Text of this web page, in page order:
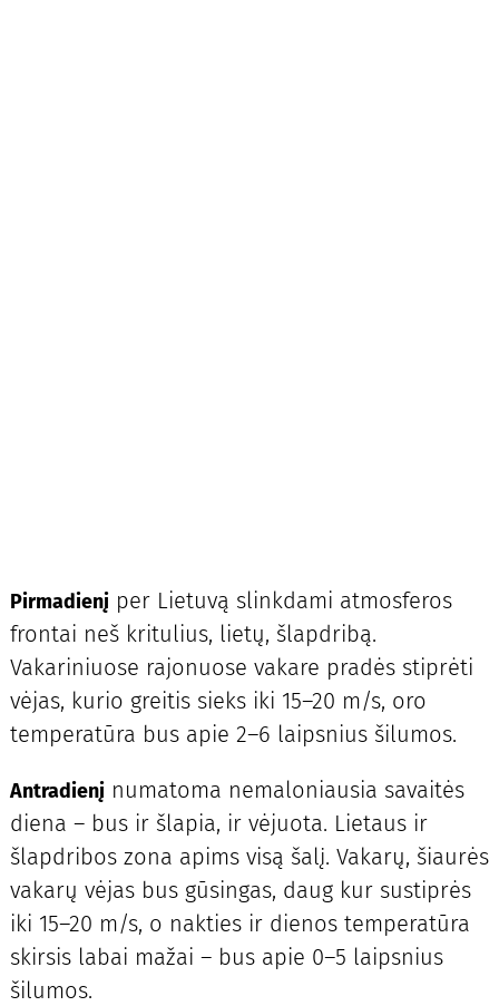
Pirmadienįper Lietuvą slinkdami atmosferos
frontai neš kritulius, lietų, šlapdribą.
Vakariniuose rajonuose vakare pradės stiprėti
vėjas, kurio greitis sieks iki 15–20 m/s, oro
temperatūra bus apie 2–6 laipsnius šilumos.
Antradienįnumatoma nemaloniausia savaitės
diena – bus ir šlapia, ir vėjuota. Lietaus ir
šlapdribos zona apims visą šalį. Vakarų, šiaurės
vakarų vėjas bus gūsingas, daug kur sustiprės
iki 15–20 m/s, o nakties ir dienos temperatūra
skirsis labai mažai – bus apie 0–5 laipsnius
šilumos.